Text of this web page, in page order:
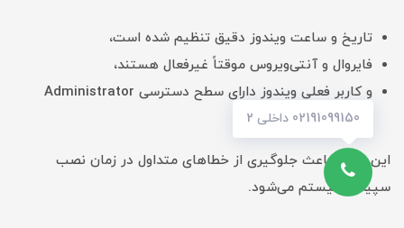
تاریخ و ساعت ویندوز دقیق تنظیم شده است،
فایروال و آنتی‌ویروس موقتاً غیرفعال هستند،
و کاربر فعلی ویندوز دارای سطح دسترسی Administrator
است.
این موارد باعث جلوگیری از خطاهای متداول در زمان نصب
سپیدار سیستم می‌شود.
02191099150 داخلی 2